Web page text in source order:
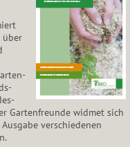
über
Gartenfreunde widmet sich
verschiedenen